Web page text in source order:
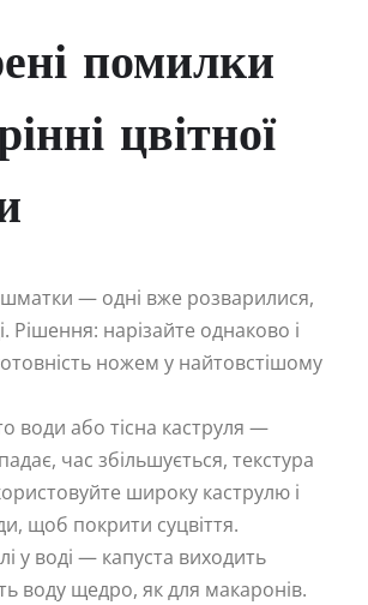
помилки
цвітної
шматки — одні вже розварилися,
Рішення: нарізайте однаково і
ножем у найтовстішому
води або тісна каструля —
час збільшується, текстура
широку каструлю і
щоб покрити суцвіття.
у воді — капуста виходить
воду щедро, як для макаронів.